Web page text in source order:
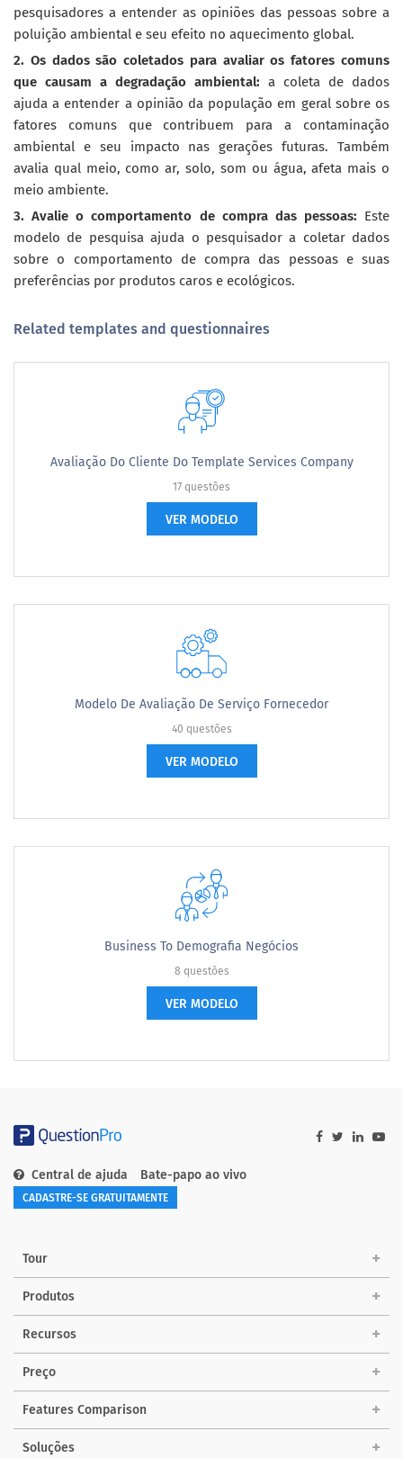
pesquisadores a entender as opiniões das pessoas sobre a
poluição ambiental e seu efeito no aquecimento global.
2. Os dados são coletados para avaliar os fatores comuns
que causam a degradação ambiental: a coleta de dados
ajuda a entender a opinião da população em geral sobre os
fatores comuns que contribuem para a contaminação
ambiental e seu impacto nas gerações futuras. Também
avalia qual meio, como ar, solo, som ou água, afeta mais o
meio ambiente.
3. Avalie o comportamento de compra das pessoas: Este
modelo de pesquisa ajuda o pesquisador a coletar dados
sobre o comportamento de compra das pessoas e suas
preferências por produtos caros e ecológicos.
Related templates and questionnaires
Avaliação Do Cliente Do Template Services Company
17 questões
VER MODELO
Modelo De Avaliação De Serviço Fornecedor
40 questões
VER MODELO
Business To Demografia Negócios
8 questões
VER MODELO
Central de ajuda Bate-papo ao vivo
CADASTRE-SE GRATUITAMENTE
Tour
Produtos
Recursos
Preço
Features Comparison
Soluções